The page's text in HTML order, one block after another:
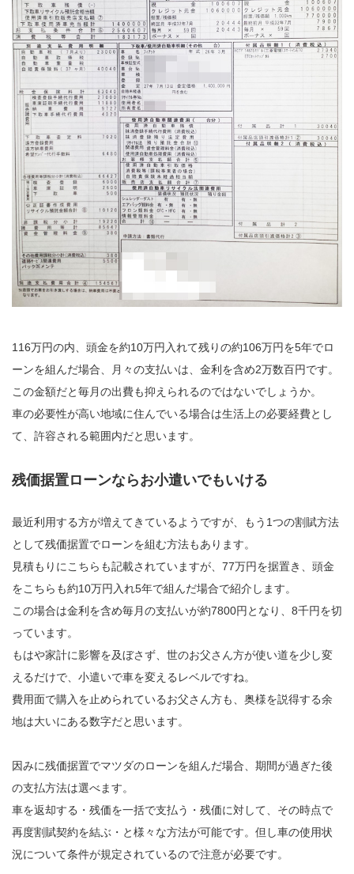
116万円の内、頭金を約10万円入れて残りの約106万円を5年でロ
ーンを組んだ場合、月々の支払いは、金利を含め2万数百円です。
この金額だと毎月の出費も抑えられるのではないでしょうか。
車の必要性が高い地域に住んでいる場合は生活上の必要経費とし
て、許容される範囲内だと思います。
残価据置ローンならお小遣いでもいける
最近利用する方が増えてきているようですが、もう1つの割賦方法
として残価据置でローンを組む方法もあります。
見積もりにこちらも記載されていますが、77万円を据置き、頭金
をこちらも約10万円入れ5年で組んだ場合で紹介します。
この場合は金利を含め毎月の支払いが約7800円となり、8千円を切
っています。
もはや家計に影響を及ぼさず、世のお父さん方が使い道を少し変
えるだけで、小遣いで車を変えるレベルですね。
費用面で購入を止められているお父さん方も、奥様を説得する余
地は大いにある数字だと思います。
因みに残価据置でマツダのローンを組んだ場合、期間が過ぎた後
の支払方法は選べます。
車を返却する・残価を一括で支払う・残価に対して、その時点で
再度割賦契約を結ぶ・と様々な方法が可能です。但し車の使用状
況について条件が規定されているので注意が必要です。